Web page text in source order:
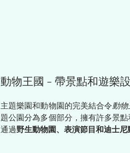
動物王國 - 帶景點和遊樂
主題樂園和動物園的完美結合令動
題公園分為多個部分，擁有許多景
通過野生動物園、表演節目和迪士尼